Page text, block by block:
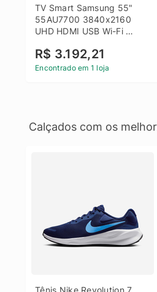
TV Smart Samsung 55"
55AU7700 3840x2160
UHD HDMI USB Wi-Fi
R$ 3.192,21
Encontrado em 1 loja
Calçados com os